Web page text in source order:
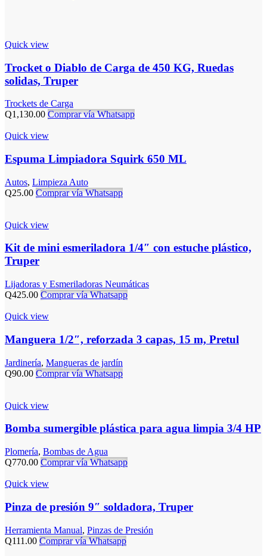
Quick view
Trocket o Diablo de Carga de 450 KG, Ruedas
solidas, Truper
Trockets de Carga
Q1,130.00 Comprar vía Whatsapp
Quick view
Espuma Limpiadora Squirk 650 ML
Autos, Limpieza Auto
Q25.00 Comprar vía Whatsapp
Quick view
Kit de mini esmeriladora 1/4″ con estuche plástico,
Truper
Lijadoras y Esmeriladoras Neumáticas
Q425.00 Comprar vía Whatsapp
Quick view
Manguera 1/2″, reforzada 3 capas, 15 m, Pretul
Jardinería, Mangueras de jardín
Q90.00 Comprar vía Whatsapp
Quick view
Bomba sumergible plástica para agua limpia 3/4 HP
Plomería, Bombas de Agua
Q770.00 Comprar vía Whatsapp
Quick view
Pinza de presión 9″ soldadora, Truper
Herramienta Manual, Pinzas de Presión
Q111.00 Comprar vía Whatsapp